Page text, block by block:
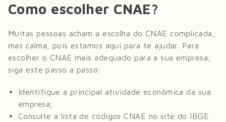
Como escolher CNAE?
Muitas pessoas acham a escolha do CNAE complicada,
mas calma, pois estamos aqui para te ajudar. Para
escolher o CNAE mais adequado para a sua empresa,
siga este passo a passo:
Identifique a principal atividade econômica da sua
empresa;
Consulte a lista de códigos CNAE no site do IBGE